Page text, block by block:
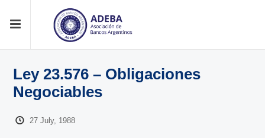
Ley 23.576 – Obligaciones
Negociables
27 July, 1988